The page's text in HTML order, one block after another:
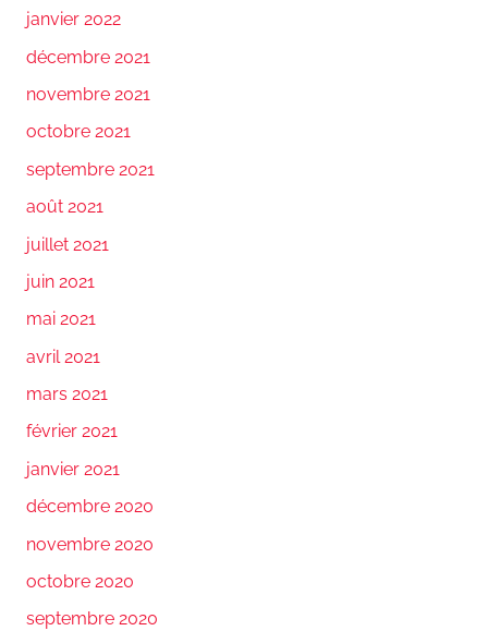
janvier 2022
décembre 2021
novembre 2021
octobre 2021
septembre 2021
août 2021
juillet 2021
juin 2021
mai 2021
avril 2021
mars 2021
février 2021
janvier 2021
décembre 2020
novembre 2020
octobre 2020
septembre 2020